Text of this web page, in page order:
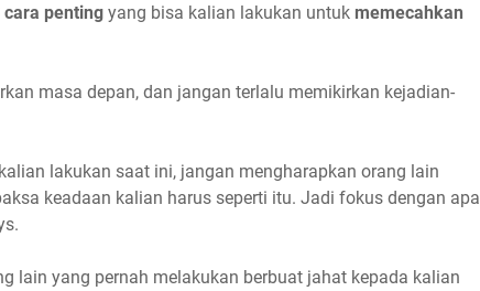
cara penting yang bisa kalian lakukan untuk memecahkan
masa depan, dan jangan terlalu memikirkan kejadian-
lakukan saat ini, jangan mengharapkan orang lain
keadaan kalian harus seperti itu. Jadi fokus dengan apa
lain yang pernah melakukan berbuat jahat kepada kalian